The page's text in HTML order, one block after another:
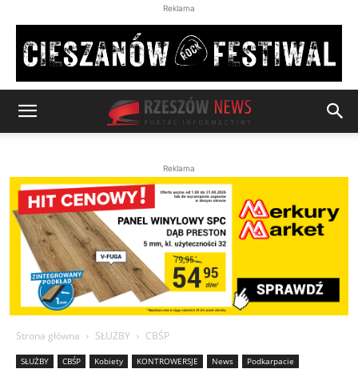
Reklama
Reklama
Strona główna SŁUŻBY CBŚP
SŁUŻBY CBŚP Kobiety KONTROWERSJE News
Podkarpacie